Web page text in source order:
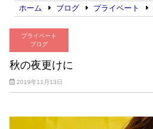
ホーム ブログ プライベート
プライベート
ブログ
秋の夜更けに
2019年11月13日